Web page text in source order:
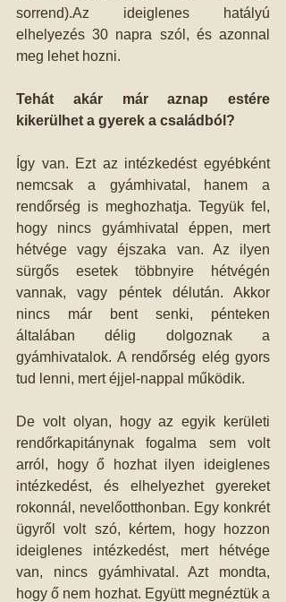
sorrend).Az ideiglenes hatályú
elhelyezés 30 napra szól, és azonnal
meg lehet hozni.
Tehát akár már aznap estére
kikerülhet a gyerek a családból?
Így van. Ezt az intézkedést egyébként
nemcsak a gyámhivatal, hanem a
rendőrség is meghozhatja. Tegyük fel,
hogy nincs gyámhivatal éppen, mert
hétvége vagy éjszaka van. Az ilyen
sürgős esetek többnyire hétvégén
vannak, vagy péntek délután. Akkor
nincs már bent senki, pénteken
általában délig dolgoznak a
gyámhivatalok. A rendőrség elég gyors
tud lenni, mert éjjel-nappal működik.
De volt olyan, hogy az egyik kerületi
rendőrkapitánynak fogalma sem volt
arról, hogy ő hozhat ilyen ideiglenes
intézkedést, és elhelyezhet gyereket
rokonnál, nevelőotthonban. Egy konkrét
ügyről volt szó, kértem, hogy hozzon
ideiglenes intézkedést, mert hétvége
van, nincs gyámhivatal. Azt mondta,
hogy ő nem hozhat. Együtt megnéztük a